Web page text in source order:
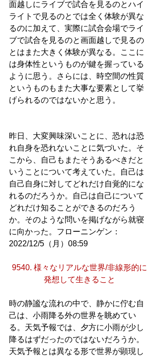
面越しにライブで試合を見るのとハイ
ライトで見るのとでは全く体験が異な
るのに加えて、実際に試合会場でライ
ブで試合を見るのと画面越しで見るの
とはまた大きく体験が異なる。ここに
は身体性というものが鍵を握っている
ように思う。さらには、時空間の性質
というものもまた大事な要素として挙
げられるのではないかと思う。
昨日、大変興味深いことに、恐れは恐
れ自身を恐れないことに気づいた。そ
こから、自己もまたそうあるべきだと
いうことについて考えていた。自己は
自己自身に対してどれだけ自覚的にな
れるのだろうか。自己は自己について
どれだけ知ることができるのだろう
か。そのような問いを掲げながら就寝
に向かった。フローニンゲン：
2022/12/5（月）08:59
9540. 様々なリアルな世界/非線形的に
発想して生きること
時の静謐な流れの中で、静かに佇む自
己は、小雨降る外の世界を眺めてい
る。天気予報では、夕方に小雨が少し
降るはずだったのではないだろうか。
天気予報とは異なる形で世界が顕現し